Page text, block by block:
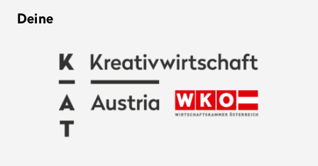
Deine